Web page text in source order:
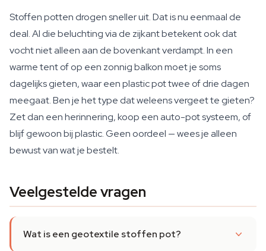
Stoffen potten drogen sneller uit. Dat is nu eenmaal de
deal. Al die beluchting via de zijkant betekent ook dat
vocht niet alleen aan de bovenkant verdampt. In een
warme tent of op een zonnig balkon moet je soms
dagelijks gieten, waar een plastic pot twee of drie dagen
meegaat. Ben je het type dat weleens vergeet te gieten?
Zet dan een herinnering, koop een auto-pot systeem, of
blijf gewoon bij plastic. Geen oordeel — wees je alleen
bewust van wat je bestelt.
Veelgestelde vragen
Wat is een geotextile stoffen pot?